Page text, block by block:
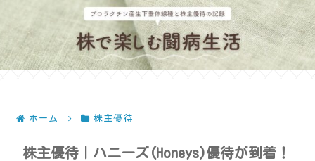
ホーム 株主優待
株主優待｜ハニーズ(Honeys)優待が到着！